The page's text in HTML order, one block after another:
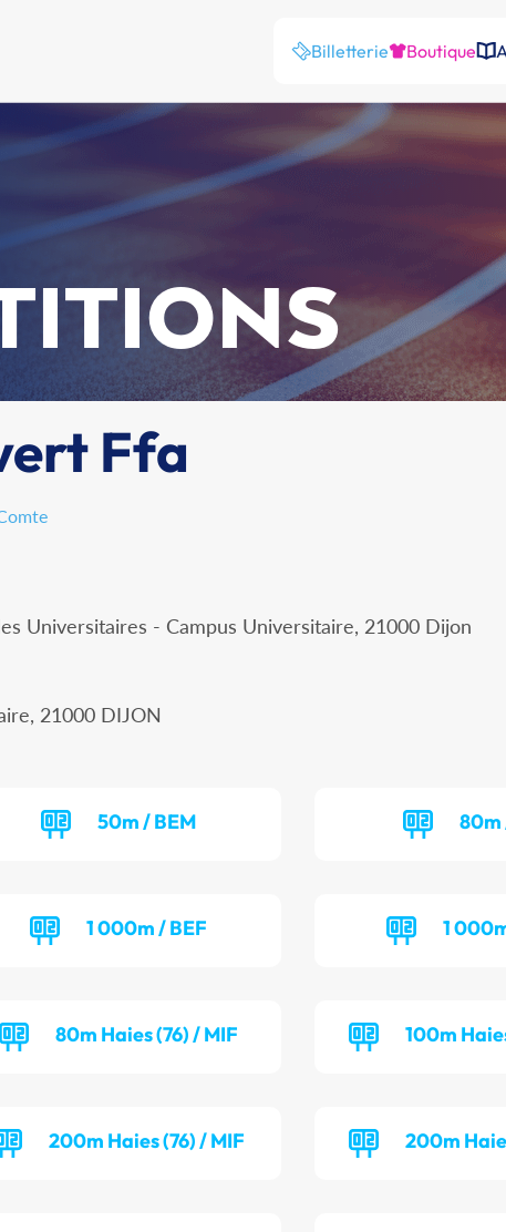
Billetterie Boutique
Ffa
Universitaires - Campus Universitaire, 21000 Dijon
21000 DIJON
50m / BEM 80m
1 000m / BEF 1
80m Haies (76) / MIF 100m
200m Haies (76) / MIF 200m